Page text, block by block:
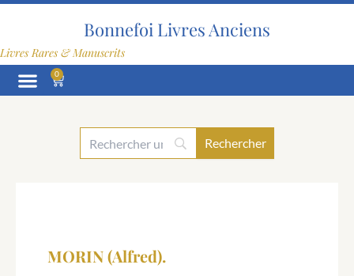
Aller
Bonnefoi Livres Anciens
Livres Rares & Manuscrits
0
Panier
MORIN (Alfred).